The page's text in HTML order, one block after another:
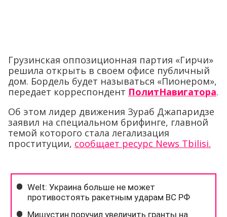
Грузинская оппозиционная партия «Гирчи»
решила открыть в своем офисе публичный
дом. Бордель будет называться «Пионером»,
передает корреспондент ПолитНавигатора.
Об этом лидер движения Зураб Джапаридзе
заявил на специальном брифинге, главной
темой которого стала легализация
проституции, сообщает ресурс News Tbilisi.